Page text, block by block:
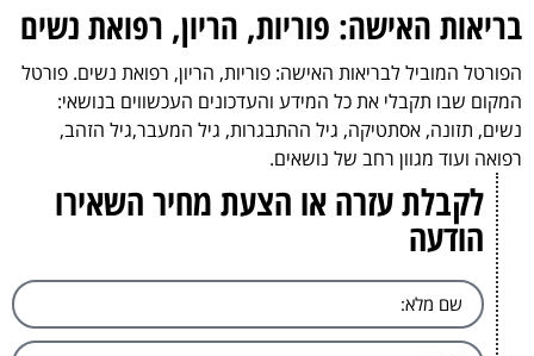
בריאות האישה: פוריות, הריון, רפואת נשים
הפורטל המוביל לבריאות האישה: פוריות, הריון, רפואת נשים. פורטל
המקום שבו תקבלי את כל המידע והעדכונים העכשווים בנושאי:
נשים, תזונה, אסתטיקה, גיל ההתבגרות, גיל המעבר,גיל הזהב,
רפואה ועוד מגוון רחב של נושאים.
לקבלת עזרה או הצעת מחיר השאירו
הודעה